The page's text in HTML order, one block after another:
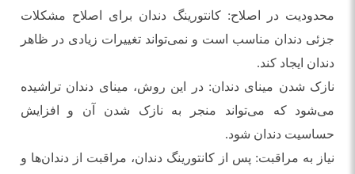
محدودیت در اصلاح: کانتورینگ دندان برای اصلاح مشکلات
جزئی دندان مناسب است و نمی‌تواند تغییرات زیادی در ظاهر
دندان ایجاد کند.
نازک شدن مینای دندان: در این روش، مینای دندان تراشیده
می‌شود که می‌تواند منجر به نازک شدن آن و افزایش
حساسیت دندان شود.
نیاز به مراقبت: پس از کانتورینگ دندان، مراقبت از دندان‌ها و